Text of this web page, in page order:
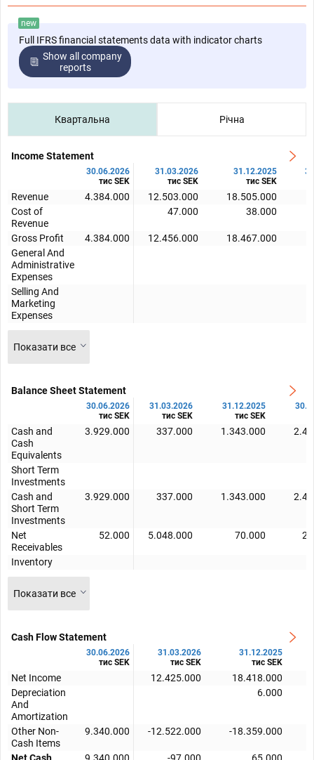
new
Full IFRS financial statements data with indicator charts
Show all company
reports
Квартальна Річна
Income Statement
30.06.2026
тис SEK
31.03.2026
тис SEK
31.12.2025
тис SEK
Revenue 4.384.000 12.503.000 18.505.000
Cost of
Revenue
47.000 38.000
Gross Profit 4.384.000 12.456.000 18.467.000
General And
Administrative
Expenses
Selling And
Marketing
Expenses
Показати все
Balance Sheet Statement
30.06.2026
тис SEK
31.03.2026
тис SEK
31.12.2025
тис SEK
Cash and
Cash
Equivalents
3.929.000 337.000 1.343.000
Short Term
Investments
Cash and
Short Term
Investments
3.929.000 337.000 1.343.000
Net
Receivables
52.000 5.048.000 70.000
Inventory
Показати все
Cash Flow Statement
30.06.2026
тис SEK
31.03.2026
тис SEK
31.12.2025
тис SEK
Net Income 12.425.000 18.418.000
Depreciation
And
Amortization
6.000
Other Non-
Cash Items
9.340.000 -12.522.000 -18.359.000
Net Cash 9.340.000 -97.000 65.000